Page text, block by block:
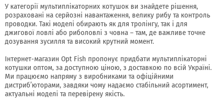
У категорії мультиплікаторних котушок ви знайдете рішення,
розраховані на серйозні навантаження, велику рибу та контроль
проводки. Такі моделі обирають як для тролінгу, так і для
джигової ловлі або риболовлі з човна – там, де важливе точне
дозування зусилля та високий крутний момент.
Інтернет-магазин Opt Fish пропонує придбати мультиплікаторні
котушки оптом, за доступною ціною, з доставкою по всій Україні.
Ми працюємо напряму з виробниками та офіційними
дистриб’юторами, завдяки чому надаємо стабільний асортимент,
актуальні моделі та перевірену якість.